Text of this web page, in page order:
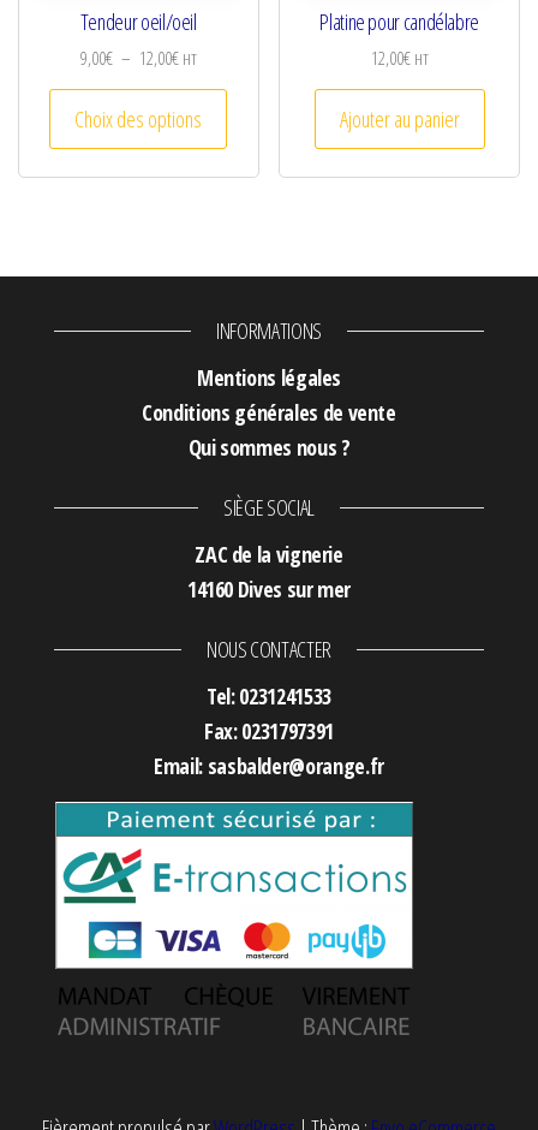
Tendeur oeil/oeil
9,00€ – 12,00€Plage de prix : 9,00€ à 12,00€
HT
Choix des options
Ce produit a plusieurs variations. Les
Platine pour candélabre
12,00€ HT
Ajouter au panier
INFORMATIONS
Mentions légales
Conditions générales de vente
Qui sommes nous ?
SIÈGE SOCIAL
ZAC de la vignerie
14160 Dives sur mer
NOUS CONTACTER
Tel: 0231241533
Fax: 0231797391
Email: sasbalder@orange.fr